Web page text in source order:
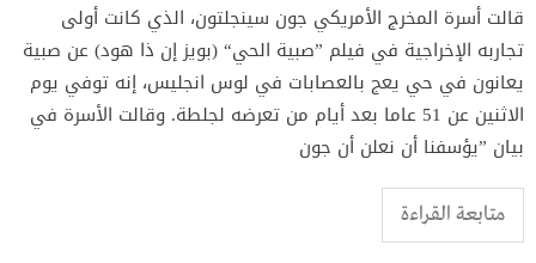
قالت أسرة المخرج الأمريكي جون سينجلتون، الذي كانت أولى
تجاربه الإخراجية في فيلم ”صبية الحي“ (بويز إن ذا هود) عن صبية
يعانون في حي يعج بالعصابات في لوس انجليس، إنه توفي يوم
الاثنين عن 51 عاما بعد أيام من تعرضه لجلطة. وقالت الأسرة في
بيان ”يؤسفنا أن نعلن أن جون
متابعة القراءة